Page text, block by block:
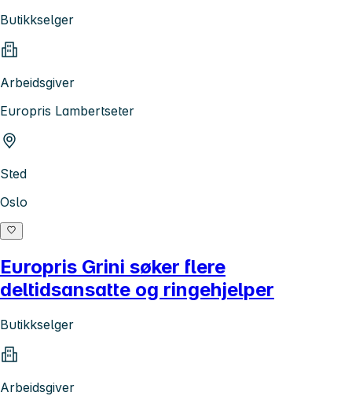
Butikkselger
Arbeidsgiver
Europris Lambertseter
Sted
Oslo
Europris Grini søker flere
deltidsansatte og ringehjelper
Butikkselger
Arbeidsgiver